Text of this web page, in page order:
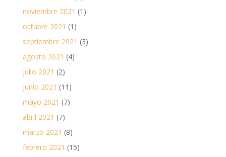
noviembre 2021 (1)
octubre 2021 (1)
septiembre 2021 (3)
agosto 2021 (4)
julio 2021 (2)
junio 2021 (11)
mayo 2021 (7)
abril 2021 (7)
marzo 2021 (8)
febrero 2021 (15)